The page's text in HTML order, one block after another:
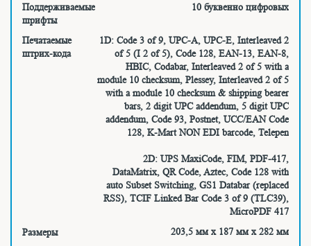
Поддерживаемые
шрифты
10 буквенно цифровых
Печатаемые
штрих-кода
1D: Code 3 of 9, UPC-A, UPC-E, Interleaved 2
of 5 (I 2 of 5), Code 128, EAN-13, EAN-8,
HBIC, Codabar, Interleaved 2 of 5 with a
module 10 checksum, Plessey, Interleaved 2 of 5
with a module 10 checksum & shipping bearer
bars, 2 digit UPC addendum, 5 digit UPC
addendum, Code 93, Postnet, UCC/EAN Code
128, K-Mart NON EDI barcode, Telepen
2D: UPS MaxiCode, FIM, PDF-417,
DataMatrix, QR Code, Aztec, Code 128 with
auto Subset Switching, GS1 Databar (replaced
RSS), TCIF Linked Bar Code 3 of 9 (TLC39),
MicroPDF 417
Размеры
203,5 мм х 187 мм х 282 мм